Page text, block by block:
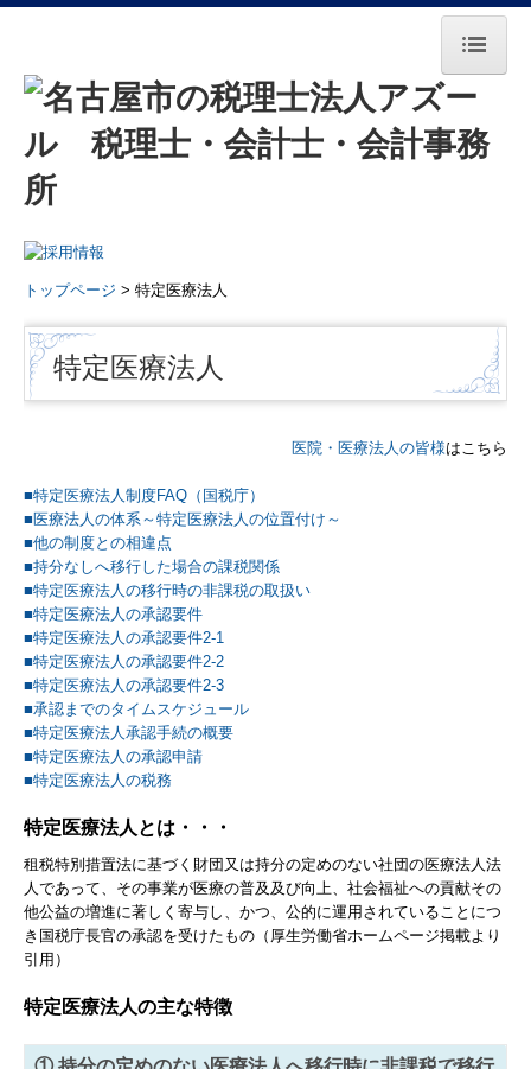
トップページ
事務所紹介
基本理念・法人概要
著書・共著のご案内
業務案内
法人の皆様
個人の皆様
医業関係の皆様
公益法人の皆様
社会福祉法人の皆様
節税対策
相続についてご相談の方
無料法律相談会のご案内
所長コラム
トップページ > 特定医療法人
特定医療法人
医院・医療法人の皆様はこちら
■特定医療法人制度FAQ（国税庁）
■医療法人の体系～特定医療法人の位置付け～
■他の制度との相違点
■持分なしへ移行した場合の課税関係
■特定医療法人の移行時の非課税の取扱い
■特定医療法人の承認要件
■特定医療法人の承認要件2-1
■特定医療法人の承認要件2-2
■特定医療法人の承認要件2-3
■承認までのタイムスケジュール
■特定医療法人承認手続の概要
■特定医療法人の承認申請
■特定医療法人の税務
特定医療法人とは・・・
租税特別措置法に基づく財団又は持分の定めのない社団の医療法人法
人であって、その事業が医療の普及及び向上、社会福祉への貢献その
他公益の増進に著しく寄与し、かつ、公的に運用されていることにつ
き国税庁長官の承認を受けたもの（厚生労働省ホームページ掲載より
引用）
特定医療法人の主な特徴